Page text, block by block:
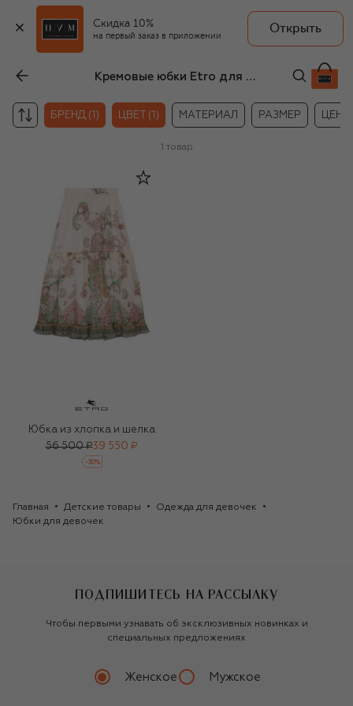
Скидка 10%
на первый заказ в приложении
Открыть
Кремовые юбки Etro для девочек
БРЕНД (1) ЦВЕТ (1) МАТЕРИАЛ РАЗМЕР ЦЕНА
1 товар
Юбка из хлопка и шелка
56 500 ₽39 550 ₽
-30%
Главная Детские товары
Одежда для девочек
Юбки для девочек
ПОДПИШИТЕСЬ НА РАССЫЛКУ
Чтобы первыми узнавать об эксклюзивных новинках и
специальных предложениях
Женское Мужское